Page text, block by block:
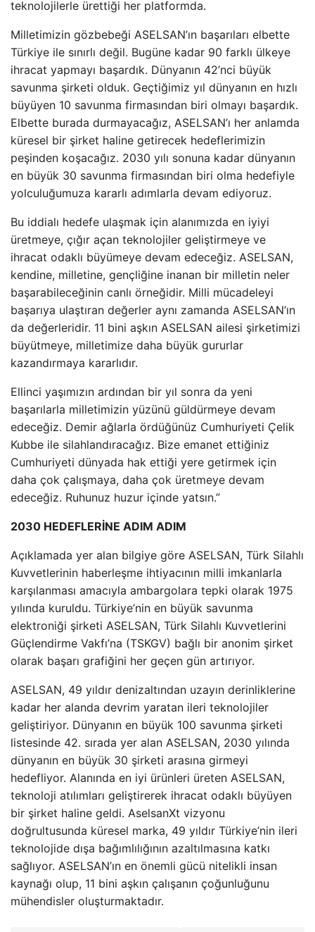
teknolojilerle ürettiği her platformda.
Milletimizin gözbebeği ASELSAN’ın başarıları elbette
Türkiye ile sınırlı değil. Bugüne kadar 90 farklı ülkeye
ihracat yapmayı başardık. Dünyanın 42’nci büyük
savunma şirketi olduk. Geçtiğimiz yıl dünyanın en hızlı
büyüyen 10 savunma firmasından biri olmayı başardık.
Elbette burada durmayacağız, ASELSAN’ı her anlamda
küresel bir şirket haline getirecek hedeflerimizin
peşinden koşacağız. 2030 yılı sonuna kadar dünyanın
en büyük 30 savunma firmasından biri olma hedefiyle
yolculuğumuza kararlı adımlarla devam ediyoruz.
Bu iddialı hedefe ulaşmak için alanımızda en iyiyi
üretmeye, çığır açan teknolojiler geliştirmeye ve
ihracat odaklı büyümeye devam edeceğiz. ASELSAN,
kendine, milletine, gençliğine inanan bir milletin neler
başarabileceğinin canlı örneğidir. Milli mücadeleyi
başarıya ulaştıran değerler aynı zamanda ASELSAN’ın
da değerleridir. 11 bini aşkın ASELSAN ailesi şirketimizi
büyütmeye, milletimize daha büyük gururlar
kazandırmaya kararlıdır.
Ellinci yaşımızın ardından bir yıl sonra da yeni
başarılarla milletimizin yüzünü güldürmeye devam
edeceğiz. Demir ağlarla ördüğünüz Cumhuriyeti Çelik
Kubbe ile silahlandıracağız. Bize emanet ettiğiniz
Cumhuriyeti dünyada hak ettiği yere getirmek için
daha çok çalışmaya, daha çok üretmeye devam
edeceğiz. Ruhunuz huzur içinde yatsın.”
2030 HEDEFLERİNE ADIM ADIM
Açıklamada yer alan bilgiye göre ASELSAN, Türk Silahlı
Kuvvetlerinin haberleşme ihtiyacının milli imkanlarla
karşılanması amacıyla ambargolara tepki olarak 1975
yılında kuruldu. Türkiye’nin en büyük savunma
elektroniği şirketi ASELSAN, Türk Silahlı Kuvvetlerini
Güçlendirme Vakfı’na (TSKGV) bağlı bir anonim şirket
olarak başarı grafiğini her geçen gün artırıyor.
ASELSAN, 49 yıldır denizaltından uzayın derinliklerine
kadar her alanda devrim yaratan ileri teknolojiler
geliştiriyor. Dünyanın en büyük 100 savunma şirketi
listesinde 42. sırada yer alan ASELSAN, 2030 yılında
dünyanın en büyük 30 şirketi arasına girmeyi
hedefliyor. Alanında en iyi ürünleri üreten ASELSAN,
teknoloji atılımları geliştirerek ihracat odaklı büyüyen
bir şirket haline geldi. AselsanXt vizyonu
doğrultusunda küresel marka, 49 yıldır Türkiye’nin ileri
teknolojide dışa bağımlılığının azaltılmasına katkı
sağlıyor. ASELSAN’ın en önemli gücü nitelikli insan
kaynağı olup, 11 bini aşkın çalışanın çoğunluğunu
mühendisler oluşturmaktadır.